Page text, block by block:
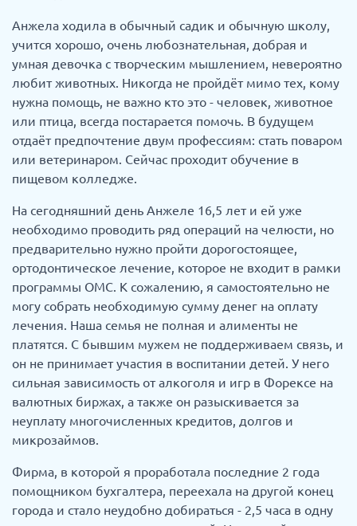
Анжела ходила в обычный садик и обычную школу,
учится хорошо, очень любознательная, добрая и
умная девочка с творческим мышлением, невероятно
любит животных. Никогда не пройдёт мимо тех, кому
нужна помощь, не важно кто это - человек, животное
или птица, всегда постарается помочь. В будущем
отдаёт предпочтение двум профессиям: стать поваром
или ветеринаром. Сейчас проходит обучение в
пищевом колледже.
На сегодняшний день Анжеле 16,5 лет и ей уже
необходимо проводить ряд операций на челюсти, но
предварительно нужно пройти дорогостоящее,
ортодонтическое лечение, которое не входит в рамки
программы ОМС. К сожалению, я самостоятельно не
могу собрать необходимую сумму денег на оплату
лечения. Наша семья не полная и алименты не
платятся. С бывшим мужем не поддерживаем связь, и
он не принимает участия в воспитании детей. У него
сильная зависимость от алкоголя и игр в Форексе на
валютных биржах, а также он разыскивается за
неуплату многочисленных кредитов, долгов и
микрозаймов.
Фирма, в которой я проработала последние 2 года
помощником бухгалтера, переехала на другой конец
города и стало неудобно добираться - 2,5 часа в одну